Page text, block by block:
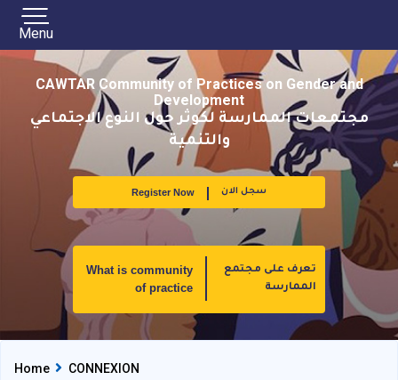
Menu
CAWTAR Community of Practices on Gender and
Development
مجتمعات الممارسة لكوثر حول النوع الاجتماعي
والتنمية
Register Now سجل الان
What is community
of practice
تعرف على مجتمع
الممارسة
Home CONNEXION